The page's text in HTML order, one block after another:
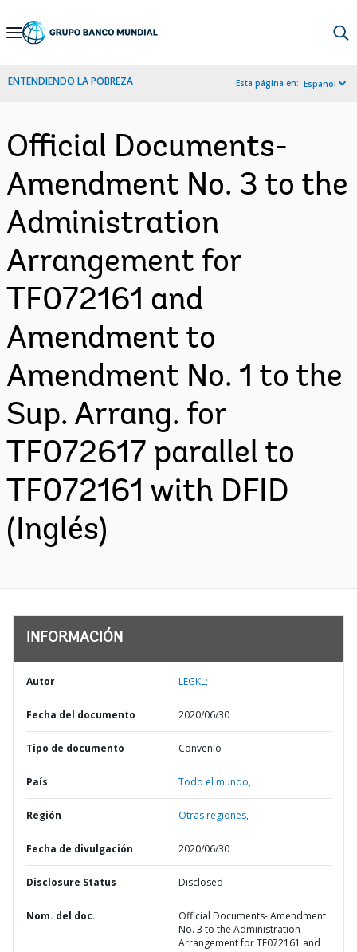
Skip
Navigation
ENTENDIENDO LA POBREZA Esta página en: Español
Official Documents-
Amendment No. 3 to the
Administration
Arrangement for
TF072161 and
Amendment to
Amendment No. 1 to the
Sup. Arrang. for
TF072617 parallel to
TF072161 with DFID
(Inglés)
INFORMACIÓN
Autor LEGKL;
Fecha del documento 2020/06/30
Tipo de documento Convenio
País Todo el mundo,
Región Otras regiones,
Fecha de divulgación 2020/06/30
Disclosure Status Disclosed
Nom. del doc.
Official Documents- Amendment
No. 3 to the Administration
Arrangement for TF072161 and